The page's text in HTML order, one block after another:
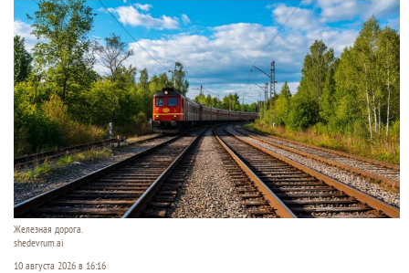
Железная дорога.
shedevrum.ai
10 августа 2026 в 16:16